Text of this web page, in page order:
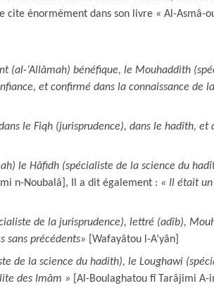
cite énormément dans son livre « Al-Asmâ-
(al-‘Allâmah) bénéfique, le Mouhaddith
et confirmé dans la connaissance de la
le Fiqh (jurisprudence), dans le hadîth, et
le Hâfidh (spécialiste de la science du
n-Noubalâ], Il a dit également : « Il était
de la jurisprudence), lettré (adîb),
sans précédents»
[Wafayâtou l-A’yân]
de la science du hadith), le Loughawi
des Imâm »
[Al-Boulaghatou fî Tarâjimi A-